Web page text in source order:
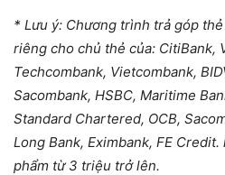
* Lưu ý: Chương trình trả góp
riêng cho chủ thẻ của: CitiBank,
Techcombank, Vietcombank,
Sacombank, HSBC, Maritime
Standard Chartered, OCB,
Long Bank, Eximbank, FE Credit.
phẩm từ 3 triệu trở lên.